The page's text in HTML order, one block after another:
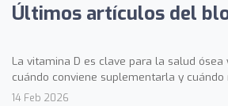
Últimos artículos del
La vitamina D es clave para la salud ósea
cuándo conviene suplementarla y cuándo
14 Feb 2026